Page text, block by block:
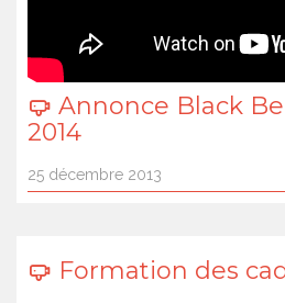
Annonce Black
2014
25 décembre 2013
Formation des